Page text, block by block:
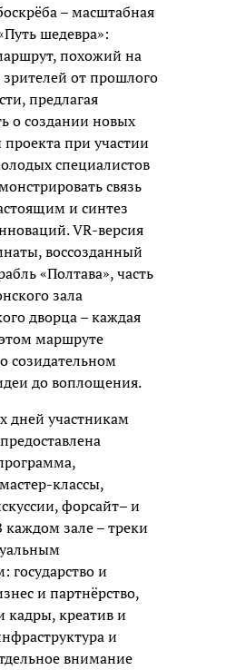
– масштабная
шедевра»:
похожий на
зрителей от прошлого
предлагая
о создании новых
при участии
специалистов
связь
и синтез
VR-версия
воссозданный
«Полтава», часть
зала
дворца – каждая
маршруте
созидательном
до воплощения.
дней участникам
классы,
форсайт– и
каждом зале – треки
государство и
и партнёрство,
кадры, креатив и
и
внимание